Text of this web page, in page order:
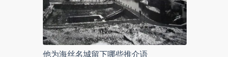
他为海丝名城留下哪些推介语